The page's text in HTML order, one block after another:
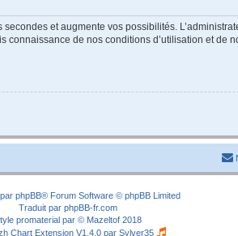
et augmente vos possibilités.
de nos conditions d’utilisation et de
phpBB® Forum Software © phpBB Limited
Traduit par phpBB-fr.com
promaterial par © Mazeltof 2018
Chart Extension V1.4.0 par Sylver35